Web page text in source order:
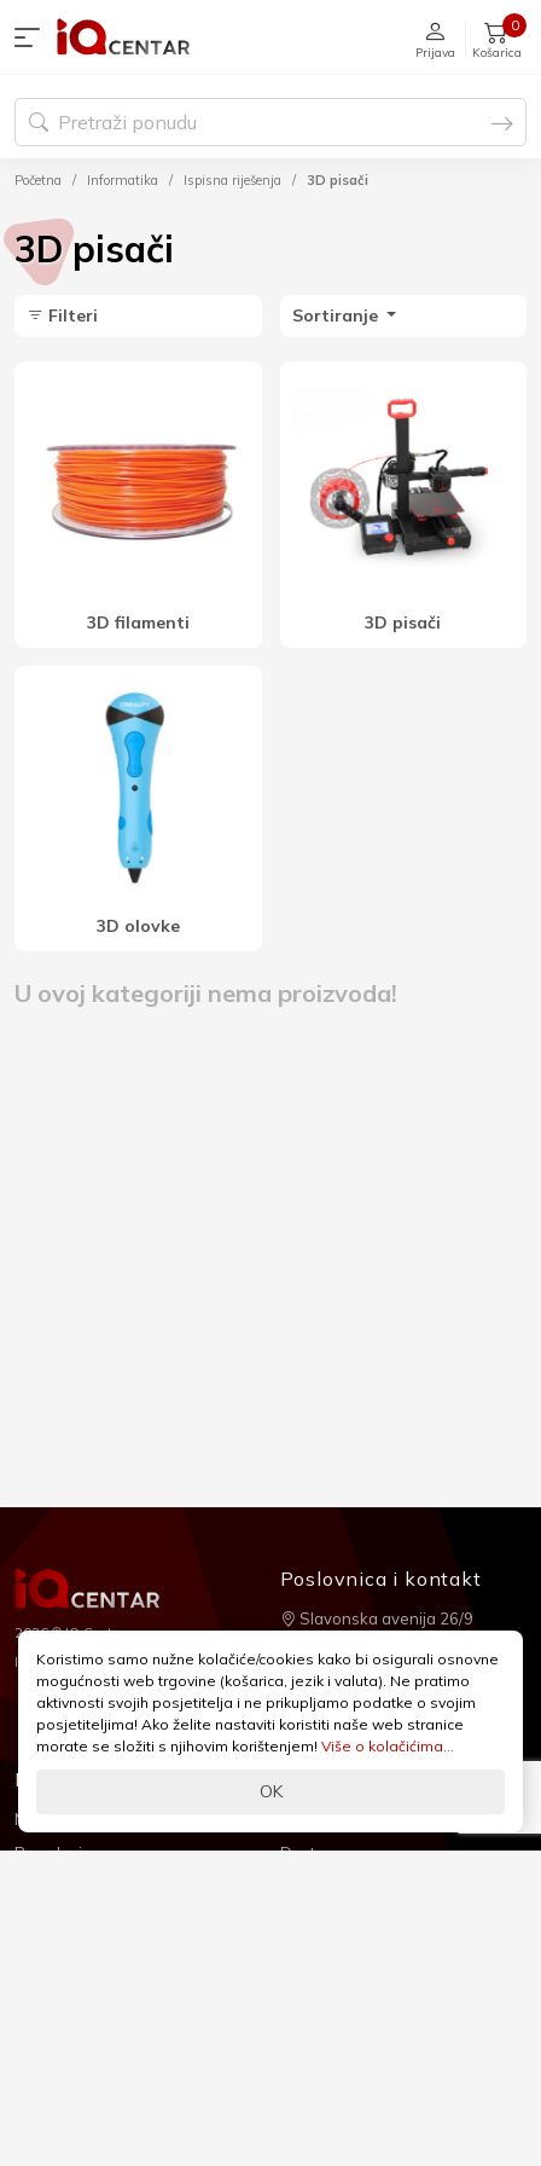
Prijava Košarica
0
Početna Informatika Ispisna riješenja 3D pisači
3D pisači
Filteri Sortiranje
3D filamenti 3D pisači
3D olovke
U ovoj kategoriji nema proizvoda!
2026 © IQ Centar
Izrada:Nubilus
Informacije
Novosti & Promocije
Brandovi
Podrška
Dostava
Poslovnica i kontakt
Slavonska avenija 26/9
+385 1 2455 950
webshop@iqcentar.hr
Pon - Pet od 9 - 17h
Koristimo samo nužne kolačiće/cookies kako bi osigurali osnovne
mogućnosti web trgovine (košarica, jezik i valuta). Ne pratimo
aktivnosti svojih posjetitelja i ne prikupljamo podatke o svojim
posjetiteljima! Ako želite nastaviti koristiti naše web stranice
morate se složiti s njihovim korištenjem! Više o kolačićima...
OK